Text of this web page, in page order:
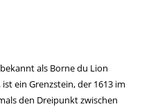
als Borne du Lion
ein Grenzstein, der 1613 im
den Dreipunkt zwischen